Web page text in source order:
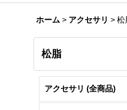
ホーム > アクセサリ > 松
松脂
アクセサリ (全商品)